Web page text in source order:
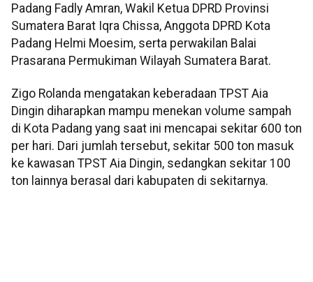
Padang Fadly Amran, Wakil Ketua DPRD Provinsi
Sumatera Barat Iqra Chissa, Anggota DPRD Kota
Padang Helmi Moesim, serta perwakilan Balai
Prasarana Permukiman Wilayah Sumatera Barat.
Zigo Rolanda mengatakan keberadaan TPST Aia
Dingin diharapkan mampu menekan volume sampah
di Kota Padang yang saat ini mencapai sekitar 600 ton
per hari. Dari jumlah tersebut, sekitar 500 ton masuk
ke kawasan TPST Aia Dingin, sedangkan sekitar 100
ton lainnya berasal dari kabupaten di sekitarnya.